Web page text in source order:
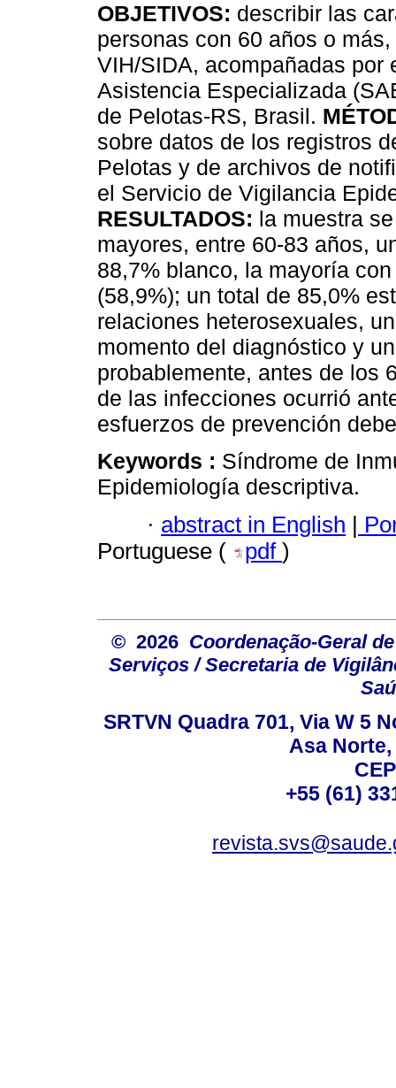
OBJETIVOS: describir las
personas con 60 años o
VIH/SIDA, acompañadas por
Asistencia Especializada
de Pelotas-RS, Brasil.
sobre datos de los registros
Pelotas y de archivos de
el Servicio de Vigilancia
RESULTADOS: la muestra
mayores, entre 60-83 años,
88,7% blanco, la mayoría
(58,9%); un total de 85,0%
relaciones heterosexuales,
momento del diagnóstico y
probablemente, antes de los
de las infecciones ocurrió
esfuerzos de prevención
Keywords : Síndrome de
Epidemiología descriptiva.
· abstract in English |
Portuguese (
pdf )
© 2026 Coordenação-Geral
Serviços / Secretaria de
SRTVN Quadra 701, Via W 5
Asa
+55 (61)